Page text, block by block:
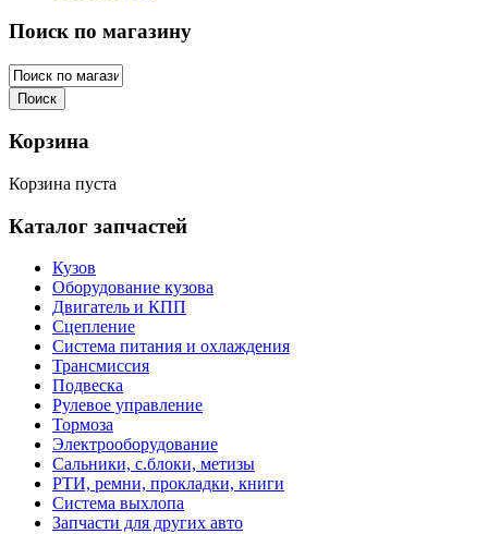
Поиск по магазину
Корзина
Корзина пуста
Каталог запчастей
Кузов
Оборудование кузова
Двигатель и КПП
Сцепление
Система питания и охлаждения
Трансмиссия
Подвеска
Рулевое управление
Тормоза
Электрооборудование
Сальники, с.блоки, метизы
РТИ, ремни, прокладки, книги
Система выхлопа
Запчасти для других авто